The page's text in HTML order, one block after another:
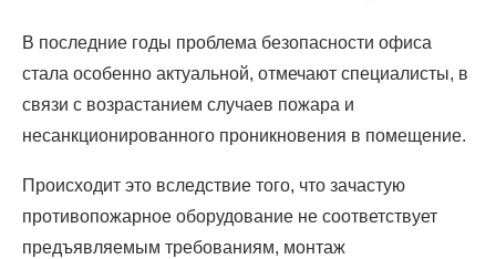
В последние годы проблема безопасности офиса
стала особенно актуальной, отмечают специалисты, в
связи с возрастанием случаев пожара и
несанкционированного проникновения в помещение.
Происходит это вследствие того, что зачастую
противопожарное оборудование не соответствует
предъявляемым требованиям, монтаж